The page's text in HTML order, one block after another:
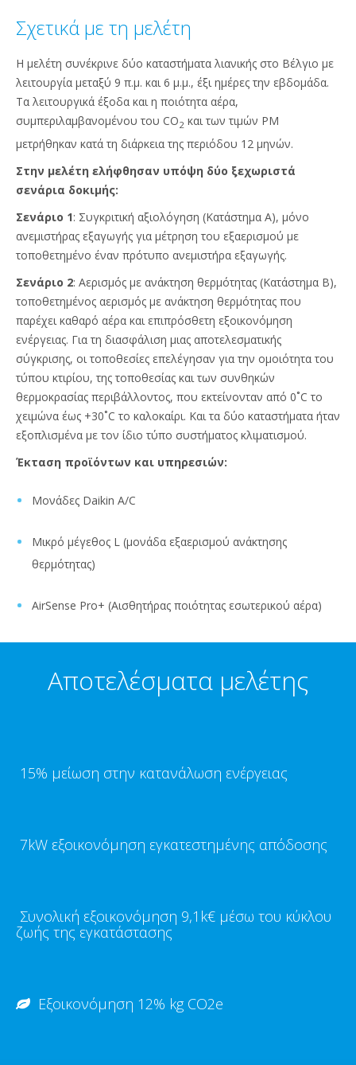
Σχετικά με τη μελέτη
Η μελέτη συνέκρινε δύο καταστήματα λιανικής στο Βέλγιο με
λειτουργία μεταξύ 9 π.μ. και 6 μ.μ., έξι ημέρες την εβδομάδα.
Τα λειτουργικά έξοδα και η ποιότητα αέρα,
συμπεριλαμβανομένου του CO2 και των τιμών PM
μετρήθηκαν κατά τη διάρκεια της περιόδου 12 μηνών.
Στην μελέτη ελήφθησαν υπόψη δύο ξεχωριστά
σενάρια δοκιμής:
Σενάριο 1: Συγκριτική αξιολόγηση (Κατάστημα Α), μόνο
ανεμιστήρας εξαγωγής για μέτρηση του εξαερισμού με
τοποθετημένο έναν πρότυπο ανεμιστήρα εξαγωγής.
Σενάριο 2: Αερισμός με ανάκτηση θερμότητας (Κατάστημα Β),
τοποθετημένος αερισμός με ανάκτηση θερμότητας που
παρέχει καθαρό αέρα και επιπρόσθετη εξοικονόμηση
ενέργειας. Για τη διασφάλιση μιας αποτελεσματικής
σύγκρισης, οι τοποθεσίες επελέγησαν για την ομοιότητα του
τύπου κτιρίου, της τοποθεσίας και των συνθηκών
θερμοκρασίας περιβάλλοντος, που εκτείνονταν από 0˚C το
χειμώνα έως +30˚C το καλοκαίρι. Και τα δύο καταστήματα ήταν
εξοπλισμένα με τον ίδιο τύπο συστήματος κλιματισμού.
Έκταση προϊόντων και υπηρεσιών:
Μονάδες Daikin A/C
Μικρό μέγεθος L (μονάδα εξαερισμού ανάκτησης
θερμότητας)
AirSense Pro+ (Αισθητήρας ποιότητας εσωτερικού αέρα)
Αποτελέσματα μελέτης
15% μείωση στην κατανάλωση ενέργειας
7kW εξοικονόμηση εγκατεστημένης απόδοσης
Συνολική εξοικονόμηση 9,1k€ μέσω του κύκλου
ζωής της εγκατάστασης
Εξοικονόμηση 12% kg CO2e